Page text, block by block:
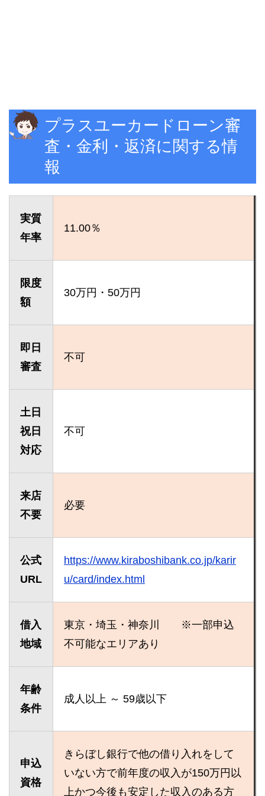
プラスユーカードローン審
査・金利・返済に関する情
報
実質
年率
11.00％
限度
額
30万円・50万円
即日
審査
不可
土日
祝日
対応
不可
来店
不要
必要
公式
URL
https://www.kiraboshibank.co.jp/karir
u/card/index.html
借入
地域
東京・埼玉・神奈川 ※一部申込
不可能なエリアあり
年齢
条件
成人以上 ～ 59歳以下
申込
資格
きらぼし銀行で他の借り入れをして
いない方で前年度の収入が150万円以
上かつ今後も安定した収入のある方